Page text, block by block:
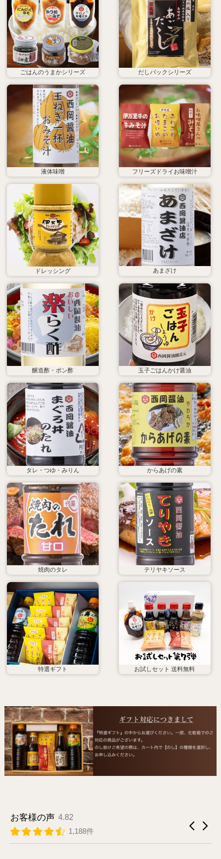
ごはんのうまかシリーズ だしパックシリーズ
液体味噌 フリーズドライお味噌汁
ドレッシング あまざけ
醸造酢・ポン酢 玉子ごはんかけ醤油
タレ・つゆ・みりん からあげの素
焼肉のタレ テリヤキソース
特選ギフト お試しセット 送料無料
お客様の声 4.82
1,188件